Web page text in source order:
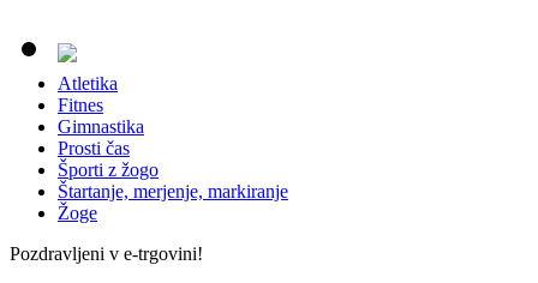
Atletika
Fitnes
Gimnastika
Prosti čas
Športi z žogo
Štartanje, merjenje, markiranje
Žoge
Pozdravljeni v e-trgovini!